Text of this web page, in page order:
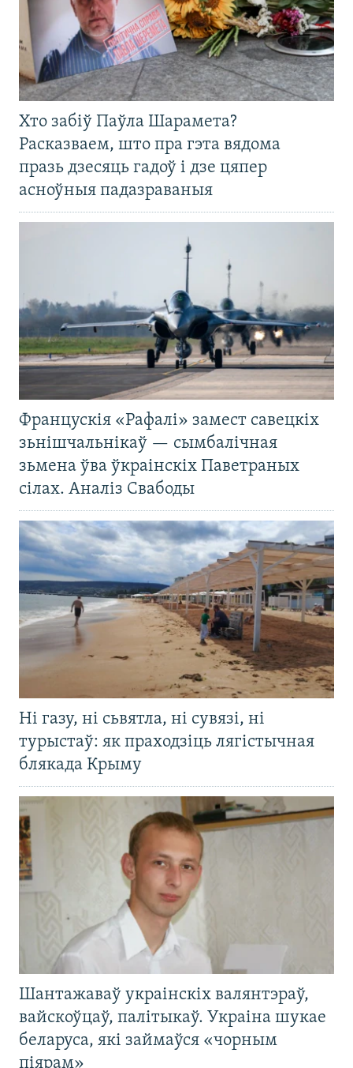
Хто забіў Паўла Шарамета?
Расказваем, што пра гэта вядома
празь дзесяць гадоў і дзе цяпер
асноўныя падазраваныя
Францускія «Рафалі» замест савецкіх
зьнішчальнікаў — сымбалічная
зьмена ўва ўкраінскіх Паветраных
сілах. Аналіз Свабоды
Ні газу, ні сьвятла, ні сувязі, ні
турыстаў: як праходзіць лягістычная
блякада Крыму
Шантажаваў украінскіх валянтэраў,
вайскоўцаў, палітыкаў. Украіна шукае
беларуса, які займаўся «чорным
піярам»